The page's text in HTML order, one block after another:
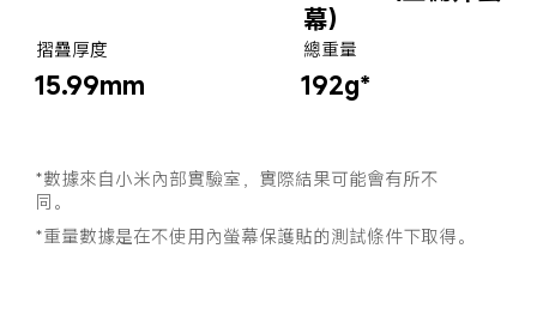
幕)
摺疊厚度
15.99mm
總重量
192g*
*數據來自小米內部實驗室，實際結果可能會有所不
同。
*重量數據是在不使用內螢幕保護貼的測試條件下取得。